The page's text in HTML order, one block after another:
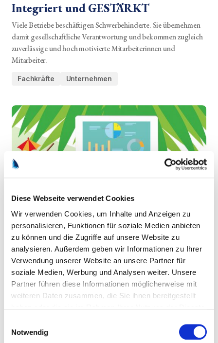
Diese Webseite verwendet Cookies
Wir verwenden Cookies, um Inhalte und Anzeigen zu
personalisieren, Funktionen für soziale Medien anbieten
zu können und die Zugriffe auf unsere Website zu
analysieren. Außerdem geben wir Informationen zu Ihrer
Verwendung unserer Website an unsere Partner für
soziale Medien, Werbung und Analysen weiter. Unsere
Partner führen diese Informationen möglicherweise mit
weiteren Daten zusammen, die Sie ihnen bereitgestellt
Notwendig
Integriert und GESTÄRKT
Viele Betriebe beschäftigen Schwerbehinderte. Sie übernehmen
damit gesellschaftliche Verantwortung und bekommen zugleich
zuverlässige und hoch motivierte Mitarbeiterinnen und
Mitarbeiter.
Fachkräfte Unternehmen
8. Juli 2025
Flexibilität sichert Zukunft
Der Arbeitsplatz im Wandel: Ein Mix aus Anwesenheit im Betrieb
und Homeoffice hat sich in den meisten Unternehmen etabliert.
Beliebt ist auch Workation im Ausland, hier gibt es jedoch
rechtlich einiges zu beachten. Und auch in der Produktion soll es
flexibler zugehen, zumindest bei der Arbeitszeit gibt es hier
Home Office